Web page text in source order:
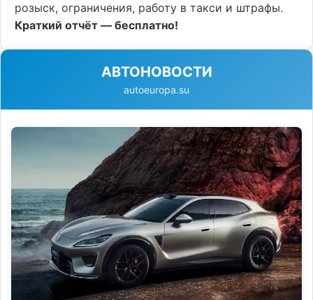
розыск, ограничения, работу в такси и штрафы.
Краткий отчёт — бесплатно!
АВТОНОВОСТИ
autoeuropa.su